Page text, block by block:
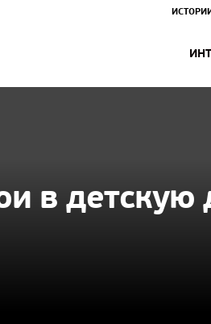
ИСТОРИИ
в детскую